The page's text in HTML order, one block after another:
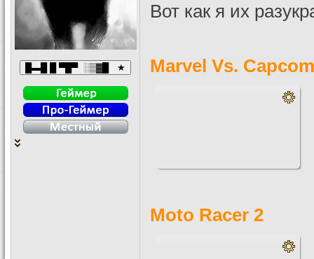
Вот как я их
Marvel Vs.
Moto Racer 2